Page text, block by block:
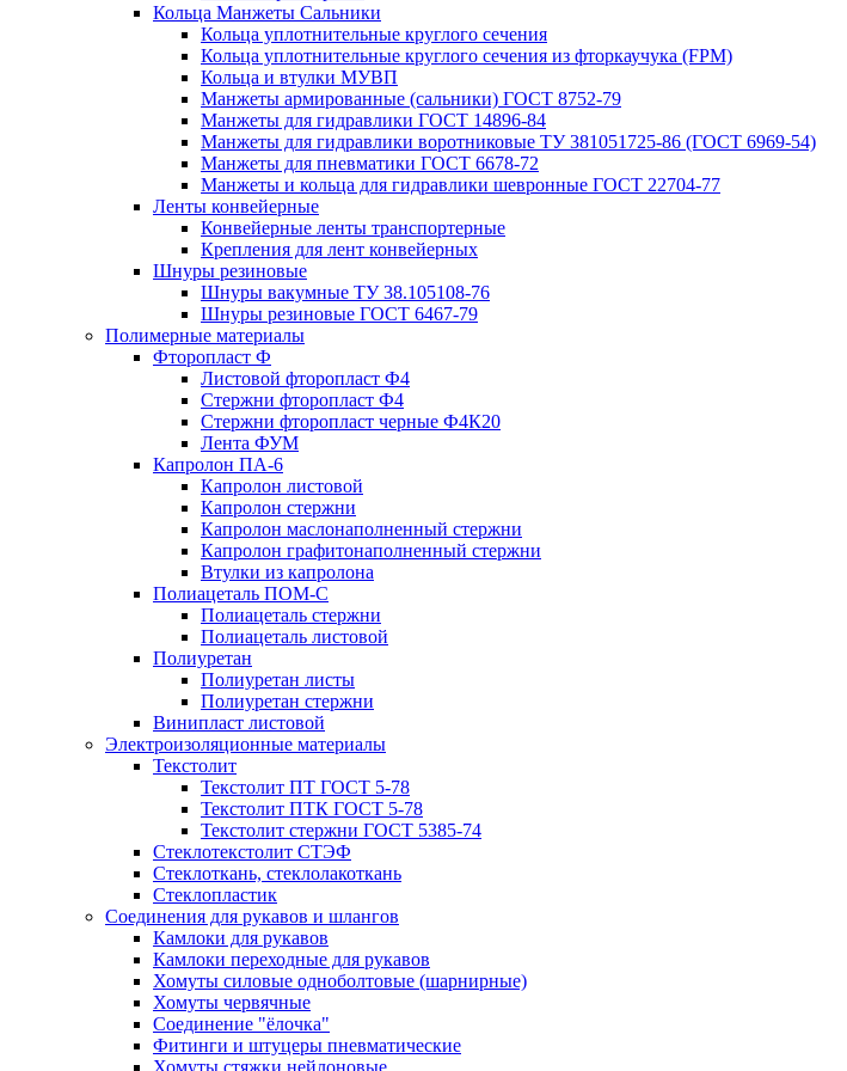
Кольца Манжеты Сальники
Кольца уплотнительные круглого сечения
Кольца уплотнительные круглого сечения из фторкаучука (FPM)
Кольца и втулки МУВП
Манжеты армированные (сальники) ГОСТ 8752-79
Манжеты для гидравлики ГОСТ 14896-84
Манжеты для гидравлики воротниковые ТУ 381051725-86 (ГОСТ 6969-54)
Манжеты для пневматики ГОСТ 6678-72
Манжеты и кольца для гидравлики шевронные ГОСТ 22704-77
Ленты конвейерные
Конвейерные ленты транспортерные
Крепления для лент конвейерных
Шнуры резиновые
Шнуры вакумные ТУ 38.105108-76
Шнуры резиновые ГОСТ 6467-79
Полимерные материалы
Фторопласт Ф
Листовой фторопласт Ф4
Стержни фторопласт Ф4
Стержни фторопласт черные Ф4К20
Лента ФУМ
Капролон ПА-6
Капролон листовой
Капролон стержни
Капролон маслонаполненный стержни
Капролон графитонаполненный стержни
Втулки из капролона
Полиацеталь ПОМ-С
Полиацеталь стержни
Полиацеталь листовой
Полиуретан
Полиуретан листы
Полиуретан стержни
Винипласт листовой
Электроизоляционные материалы
Текстолит
Текстолит ПТ ГОСТ 5-78
Текстолит ПТК ГОСТ 5-78
Текстолит стержни ГОСТ 5385-74
Стеклотекстолит СТЭФ
Стеклоткань, стеклолакоткань
Стеклопластик
Соединения для рукавов и шлангов
Камлоки для рукавов
Камлоки переходные для рукавов
Хомуты силовые одноболтовые (шарнирные)
Хомуты червячные
Соединение "ёлочка"
Фитинги и штуцеры пневматические
Хомуты стяжки нейлоновые